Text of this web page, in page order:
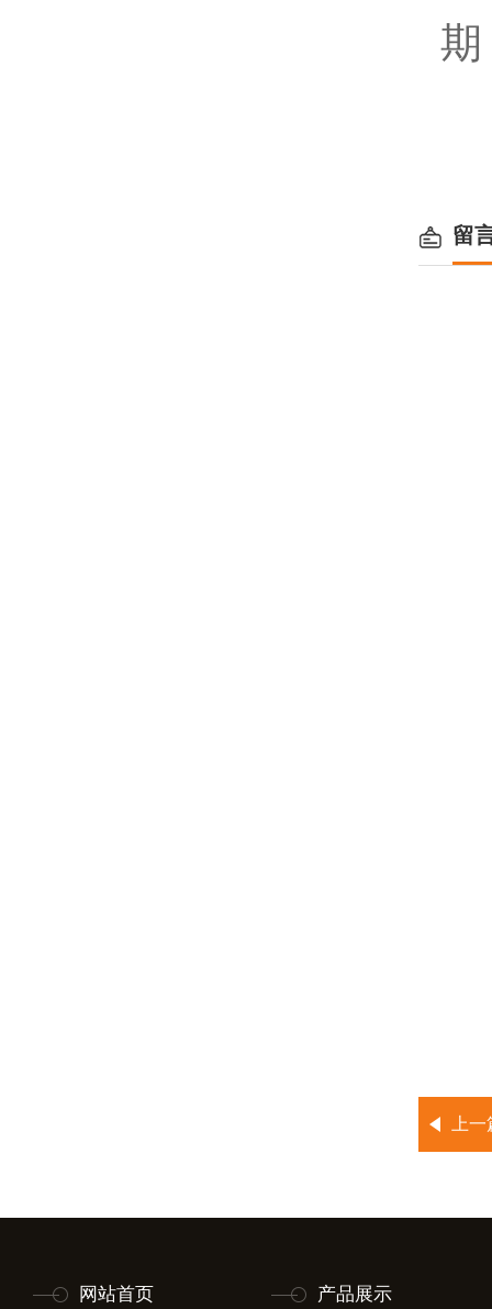
期
留
上
网站首页 产品展示